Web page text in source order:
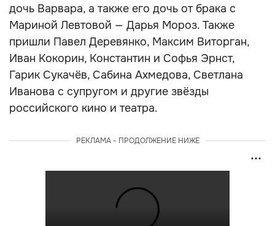
дочь Варвара, а также его дочь от брака с
Мариной Левтовой — Дарья Мороз. Также
пришли Павел Деревянко, Максим Виторган,
Иван Кокорин, Константин и Софья Эрнст,
Гарик Сукачёв, Сабина Ахмедова, Светлана
Иванова с супругом и другие звёзды
российского кино и театра.
РЕКЛАМА - ПРОДОЛЖЕНИЕ НИЖЕ